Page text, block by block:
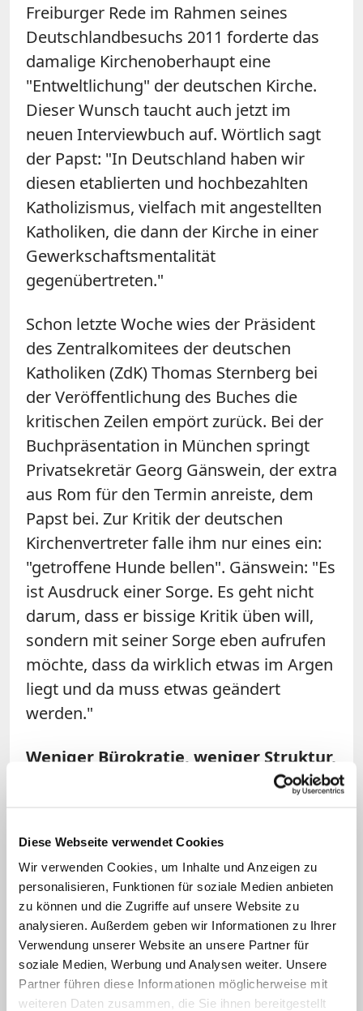
Diese Webseite verwendet Cookies
Wir verwenden Cookies, um Inhalte und Anzeigen zu
personalisieren, Funktionen für soziale Medien anbieten
zu können und die Zugriffe auf unsere Website zu
analysieren. Außerdem geben wir Informationen zu Ihrer
Verwendung unserer Website an unsere Partner für
soziale Medien, Werbung und Analysen weiter. Unsere
Partner führen diese Informationen möglicherweise mit
weiteren Daten zusammen, die Sie ihnen bereitgestellt
Freiburger Rede im Rahmen seines
Deutschlandbesuchs 2011 forderte das
damalige Kirchenoberhaupt eine
"Entweltlichung" der deutschen Kirche.
Dieser Wunsch taucht auch jetzt im
neuen Interviewbuch auf. Wörtlich sagt
der Papst: "In Deutschland haben wir
diesen etablierten und hochbezahlten
Katholizismus, vielfach mit angestellten
Katholiken, die dann der Kirche in einer
Gewerkschaftsmentalität
gegenübertreten."
Schon letzte Woche wies der Präsident
des Zentralkomitees der deutschen
Katholiken (ZdK) Thomas Sternberg bei
der Veröffentlichung des Buches die
kritischen Zeilen empört zurück. Bei der
Buchpräsentation in München springt
Privatsekretär Georg Gänswein, der extra
aus Rom für den Termin anreiste, dem
Papst bei. Zur Kritik der deutschen
Kirchenvertreter falle ihm nur eines ein:
"getroffene Hunde bellen". Gänswein: "Es
ist Ausdruck einer Sorge. Es geht nicht
darum, dass er bissige Kritik üben will,
sondern mit seiner Sorge eben aufrufen
möchte, dass da wirklich etwas im Argen
liegt und da muss etwas geändert
werden."
Weniger Bürokratie, weniger Struktur,
mehr Armut – das würde auch Papst
Franziskus der deutschen Kirche mit auf
den Weg geben, ist sich auch Peter
Seewald sicher. Überhaupt müssten die
Deutschen ihr Zerrbild vom emeritierten
Papst korrigieren, so der bayerische
Publizist und langjährige Papstkenner.